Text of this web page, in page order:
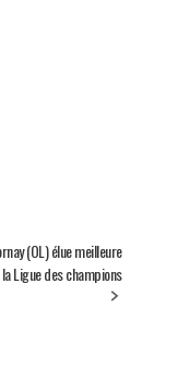
(OL) élue meilleure
Ligue des champions